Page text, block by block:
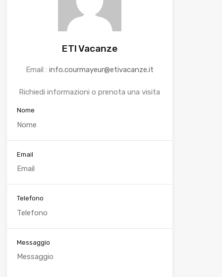
ETI Vacanze
Email : info.courmayeur@etivacanze.it
Richiedi informazioni o prenota una visita
Nome
Email
Telefono
Messaggio